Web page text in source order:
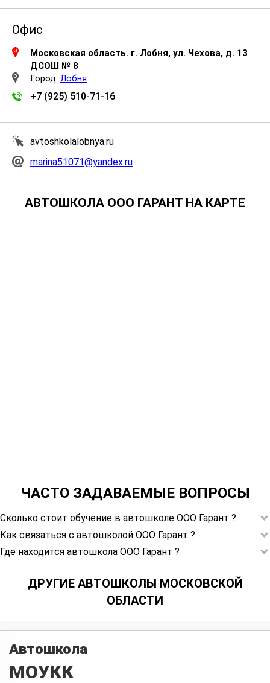
Офис
Московская область. г. Лобня, ул. Чехова, д. 13
ДСОШ № 8
Город: Лобня
+7 (925) 510-71-16
avtoshkolalobnya.ru
marina51071@yandex.ru
АВТОШКОЛА ООО ГАРАНТ НА КАРТЕ
ЧАСТО ЗАДАВАЕМЫЕ ВОПРОСЫ
Сколько стоит обучение в автошколе ООО Гарант ?
Как связаться с автошколой ООО Гарант ?
Где находится автошкола ООО Гарант ?
ДРУГИЕ АВТОШКОЛЫ МОСКОВСКОЙ
ОБЛАСТИ
Автошкола
МОУКК